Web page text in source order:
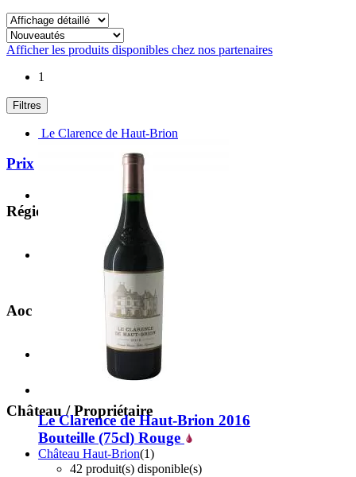
Afficher les produits disponibles chez nos partenaires
1
Filtres
Le Clarence de Haut-Brion
Prix
Région
Aoc
Pessac-Léognan / Graves
Château / Propriétaire
Château Haut-Brion(1)
Le Clarence de Haut-Brion 2016
Bouteille (75cl) Rouge
42 produit(s) disponible(s)